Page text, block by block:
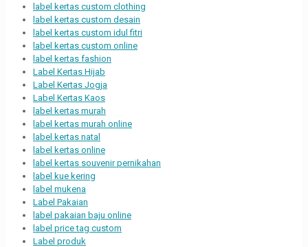
label kertas custom clothing
label kertas custom desain
label kertas custom idul fitri
label kertas custom online
label kertas fashion
Label Kertas Hijab
Label Kertas Jogja
Label Kertas Kaos
label kertas murah
label kertas murah online
label kertas natal
label kertas online
label kertas souvenir pernikahan
label kue kering
label mukena
Label Pakaian
label pakaian baju online
label price tag custom
Label produk